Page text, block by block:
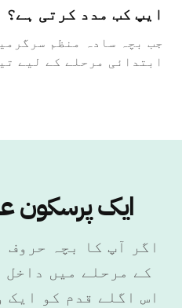
ایپ کب مدد کرتی ہے؟
جب بچہ سادہ منظم
ابتدائی مرحلے کے لیے
ایک پرسکون
اگر آپ کا بچہ حروف
اس اگلے قدم کو ایک